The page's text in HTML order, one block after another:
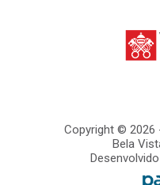
Copyright © 2026
Bela